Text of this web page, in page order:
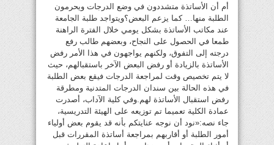
أم أن الأساتذة متشددون في وضع الدرجات ويحرمون
الطلبة منها… كما يزعم البعض؟ويتواجد طلبة الجامعة
عند مكاتب الأساتذة بشكل يومي خلال الفترة الراهنة
طمعا في الحصول على النجاح، وبعضهم طالب رفع
درجته إلى التفوق، ولكنهم يواجهون في هذا الأمر رفض
الأساتذة بالزيادة أو رفض البعض الآخر باستقبالهم، حيث
لا يتم تخصيص وقت لمراجعة الدرجات فيقع بعض الطلبة
في هذه الحالة بين سندان الدرجات المتدنية ومطرقة
رفض استقبال الأساتذة لهم.وفي كلية الآداب، أصدرت
عمادة الكلية تعميما تم توزيعه على الهيئة التدريسية،
جاء نصه:«نود أن نوجه عنايتكم بأنه قد يقوم بعض أولياء
أمور الطلبة أو أقاربهم بمراجعة أساتذة المقررات قبل